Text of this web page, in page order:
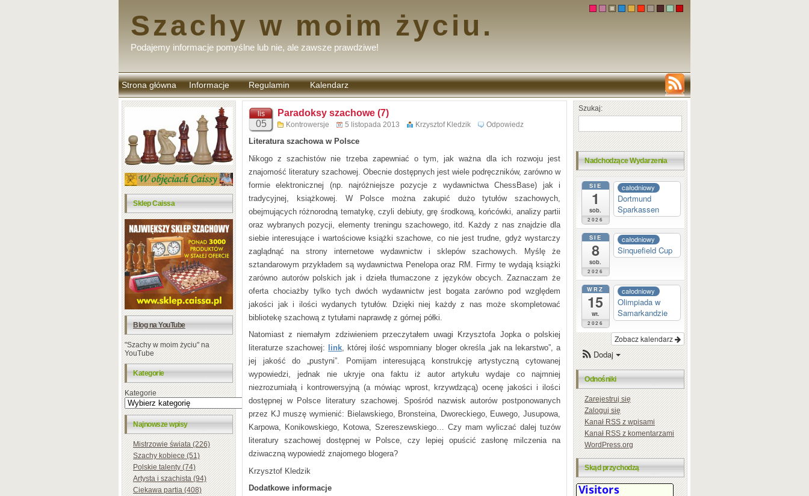
Szachy w moim życiu.
Podajemy informacje pomyślne lub nie, ale zawsze prawdziwe!
Strona główna Informacje Regulamin
komentarzy
Kalendarz
Sklep Caissa
Blog na YouTube
"Szachy w moim życiu" na
YouTube
Kategorie
Kategorie
Najnowsze wpisy
Mistrzowie świata (226)
Szachy kobiece (51)
Polskie talenty (74)
Artysta i szachista (94)
Ciekawa partia (408)
lis
05
Paradoksy szachowe (7)
Kontrowersje 5 listopada 2013 Krzysztof Kledzik Odpowiedz
Literatura szachowa w Polsce
Nikogo z szachistów nie trzeba zapewniać o tym, jak ważna dla ich rozwoju jest
znajomość literatury szachowej. Obecnie dostępnych jest wiele podręczników, zarówno w
formie elektronicznej (np. najróżniejsze pozycje z wydawnictwa ChessBase) jak i
tradycyjnej, książkowej. W Polsce można zakupić dużo tytułów szachowych,
obejmujących różnorodną tematykę, czyli debiuty, grę środkową, końcówki, analizy partii
oraz wybranych pozycji, elementy treningu szachowego, itd. Każdy z nas znajdzie dla
siebie interesujące i wartościowe książki szachowe, co nie jest trudne, gdyż wystarczy
zaglądnąć na strony internetowe wydawnictw i sklepów szachowych. Myślę że
sztandarowym przykładem są wydawnictwa Penelopa oraz RM. Firmy te wydają książki
zarówno autorów polskich jak i dzieła tłumaczone z języków obcych. Zaznaczam że
oferta chociażby tylko tych dwóch wydawnictw jest bogata zarówno pod względem
jakości jak i ilości wydanych tytułów. Dzięki niej każdy z nas może skompletować
bibliotekę szachową z tytułami naprawdę z górnej półki.
Natomiast z niemałym zdziwieniem przeczytałem uwagi Krzysztofa Jopka o polskiej
literaturze szachowej:
link, której ilość wspomniany bloger określa „jak na lekarstwo”, a
jej jakość do „pustyni”. Pomijam interesującą konstrukcję artystyczną cytowanej
wypowiedzi, jednak nie ukryje ona faktu iż autor artykułu wydaje co najmniej
niezrozumiałą i kontrowersyjną (a mówiąc wprost, krzywdzącą) ocenę jakości i ilości
dostępnej w Polsce literatury szachowej. Spośród nazwisk autorów postponowanych
przez KJ muszę wymienić: Bielawskiego, Bronsteina, Dworeckiego, Euwego, Jusupowa,
Karpowa, Konikowskiego, Kotowa, Szereszewskiego… Czy mam wyliczać dalej tuzów
literatury szachowej dostępnej w Polsce, czy lepiej opuścić zasłonę milczenia na
dziwaczną wypowiedź znajomego blogera?
Krzysztof Kledzik
Dodatkowe informacje
Szukaj:
Nadchodzące Wydarzenia
SIE
1
sob.
2026
całodniowy
Dortmund
Sparkassen
SIE
8
sob.
2026
całodniowy
Sinquefield Cup
WRZ
15
wt.
2026
całodniowy
Olimpiada w
Samarkandzie
Zobacz kalendarz
Dodaj
Odnośniki
Zarejestruj się
Zaloguj się
KanałRSSz wpisami
KanałRSSz komentarzami
WordPress.org
Skąd przychodzą